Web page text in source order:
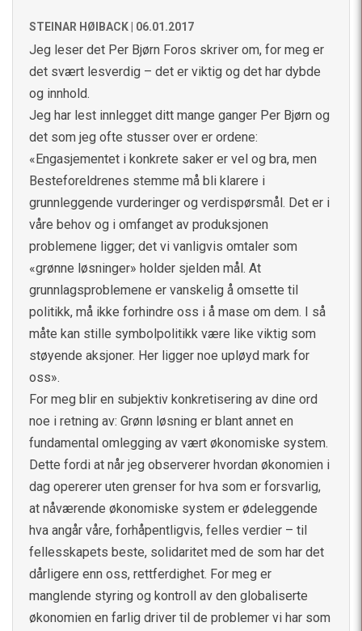
STEINAR HØIBACK | 06.01.2017
Jeg leser det Per Bjørn Foros skriver om, for meg er
det svært lesverdig – det er viktig og det har dybde
og innhold.
Jeg har lest innlegget ditt mange ganger Per Bjørn og
det som jeg ofte stusser over er ordene:
«Engasjementet i konkrete saker er vel og bra, men
Besteforeldrenes stemme må bli klarere i
grunnleggende vurderinger og verdispørsmål. Det er i
våre behov og i omfanget av produksjonen
problemene ligger; det vi vanligvis omtaler som
«grønne løsninger» holder sjelden mål. At
grunnlagsproblemene er vanskelig å omsette til
politikk, må ikke forhindre oss i å mase om dem. I så
måte kan stille symbolpolitikk være like viktig som
støyende aksjoner. Her ligger noe upløyd mark for
oss».
For meg blir en subjektiv konkretisering av dine ord
noe i retning av: Grønn løsning er blant annet en
fundamental omlegging av vært økonomiske system.
Dette fordi at når jeg observerer hvordan økonomien i
dag opererer uten grenser for hva som er forsvarlig,
at nåværende økonomiske system er ødeleggende
hva angår våre, forhåpentligvis, felles verdier – til
fellesskapets beste, solidaritet med de som har det
dårligere enn oss, rettferdighet. For meg er
manglende styring og kontroll av den globaliserte
økonomien en farlig driver til de problemer vi har som